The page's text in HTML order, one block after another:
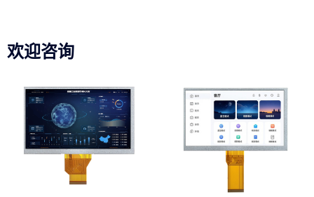
欢迎咨询